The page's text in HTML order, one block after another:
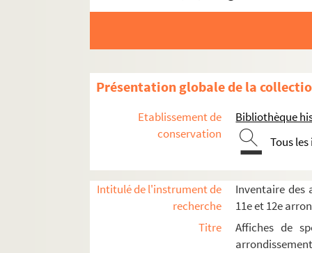
Présentation globale de la
Etablissement de
conservation
Bibliothèque
Tous
Intitulé de l'instrument de
recherche
Inventaire des
11e et 12e
Titre
Affiches de
La Taverne de l'Olympia
Théâtre La Bruyère
Théâtre Edouard VII
Théâtre en rond de Paris
Théâtre Fontaine